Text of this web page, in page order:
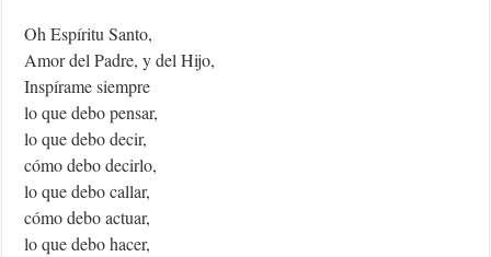
Oh Espíritu Santo,
Amor del Padre, y del Hijo,
Inspírame siempre
lo que debo pensar,
lo que debo decir,
cómo debo decirlo,
lo que debo callar,
cómo debo actuar,
lo que debo hacer,